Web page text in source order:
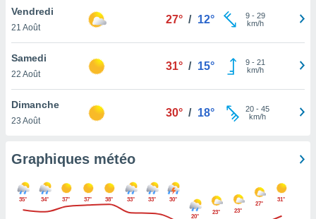
à
cas,
que
sur le
et que
ne
Vendredi
21 Août
27° / 12° 9- 29
km/h
Samedi
22 Août
31° / 15° 9- 21
km/h
Dimanche
23 Août
30° / 18° 20- 45
km/h
Graphiques météo
35° 34° 37° 37° 38° 33° 33° 30°
20°
23° 23°
27°
31°